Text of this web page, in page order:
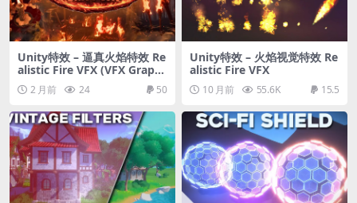
Unity特效 – 逼真火焰特效 Re
alistic Fire VFX (VFX Graph
Fire, Flame VFX, Fireplace
VFX, Torch VFX, Fire)
2 月前 24 50
Unity特效 – 火焰视觉特效 Re
alistic Fire VFX
10 月前 55.6K 15.5